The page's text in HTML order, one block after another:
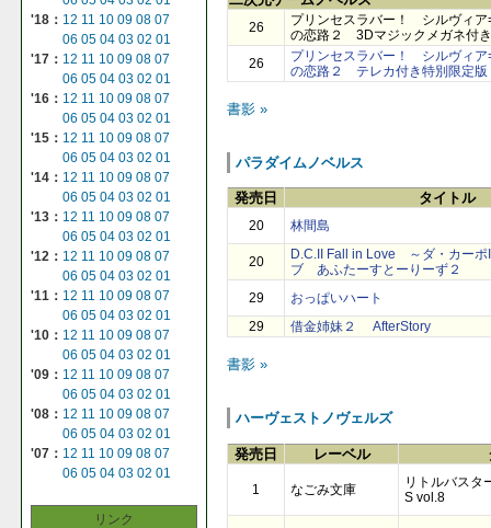
'18： 12 11 10 09 08 07
06 05 04 03 02 01
'17： 12 11 10 09 08 07
06 05 04 03 02 01
'16： 12 11 10 09 08 07
06 05 04 03 02 01
'15： 12 11 10 09 08 07
06 05 04 03 02 01
'14： 12 11 10 09 08 07
06 05 04 03 02 01
'13： 12 11 10 09 08 07
06 05 04 03 02 01
'12： 12 11 10 09 08 07
06 05 04 03 02 01
'11： 12 11 10 09 08 07
06 05 04 03 02 01
'10： 12 11 10 09 08 07
06 05 04 03 02 01
'09： 12 11 10 09 08 07
06 05 04 03 02 01
'08： 12 11 10 09 08 07
06 05 04 03 02 01
'07： 12 11 10 09 08 07
06 05 04 03 02 01
リンク
26
プリンセスラバー！ シルヴィア
の恋路２ 3Dマジックメガネ付
26
プリンセスラバー！ シルヴィア
の恋路２ テレカ付き特別限定版
書影 »
パラダイムノベルス
発売日 タイトル
20 林間島
20
D.C.II Fall in Love ～ダ・カーポ
ブ あふたーすとーりーず２
29
おっぱいハート
29
借金姉妹２ AfterStory
書影 »
ハーヴェストノヴェルズ
発売日 レーベル
1 なごみ文庫
リトルバスタ
S vol.8